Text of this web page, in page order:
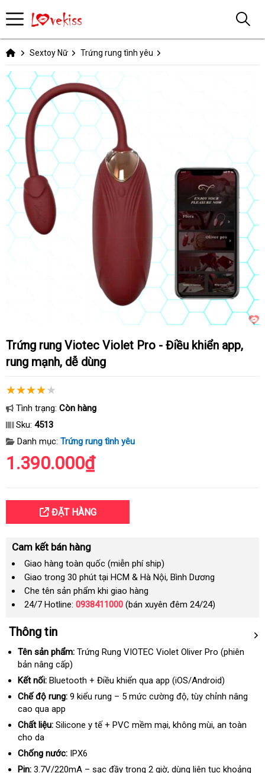
Sextoy Nữ Trứng rung tình yêu
Trứng rung Viotec Violet Pro - Điều khiển app,
rung mạnh, dễ dùng
Tình trạng: Còn hàng
Sku: 4513
Danh mục: Trứng rung tình yêu
1.390.000₫
ĐẶT HÀNG
Cam kết bán hàng
Giao hàng toàn quốc (miễn phí ship)
Giao trong 30 phút tại HCM & Hà Nội, Bình Dương
Che tên sản phẩm khi giao hàng
24/7 Hotline: 0938411000 (bán xuyên đêm 24/24)
Thông tin
Tên sản phẩm: Trứng Rung VIOTEC Violet Oliver Pro (phiên
bản nâng cấp)
Kết nối: Bluetooth + Điều khiển qua app (iOS/Android)
Chế độ rung: 9 kiểu rung – 5 mức cường độlừa
, tùy chỉnh nâng
cao qua app
Chất liệu: Silicone y tế + PVC mềm mạihàng
, không mùionline
, an toàn
cho da
Chống nước: IPX6
Pin: 3.7V/220mA – sạc đầy trong 2 giờkiểm
, dùng liên tục khoảng